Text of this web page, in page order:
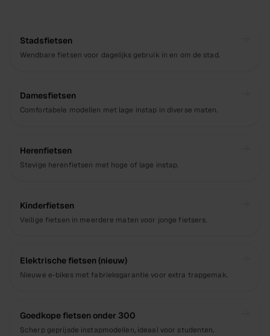
Stadsfietsen
Wendbare fietsen voor dagelijks gebruik in en om de stad.
Damesfietsen
Comfortabele modellen met lage instap in diverse maten.
Herenfietsen
Stevige herenfietsen met hoge of lage instap.
Kinderfietsen
Veilige fietsen in meerdere maten voor jonge fietsers.
Elektrische fietsen (nieuw)
Nieuwe e-bikes met fabrieksgarantie voor extra trapgemak.
Goedkope fietsen onder 300
Scherp geprijsde instapmodellen, ideaal voor studenten.